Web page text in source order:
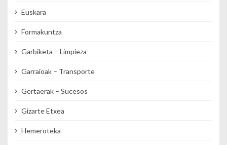
Euskara
Formakuntza
Garbiketa – Limpieza
Garraioak – Transporte
Gertaerak – Sucesos
Gizarte Etxea
Hemeroteka